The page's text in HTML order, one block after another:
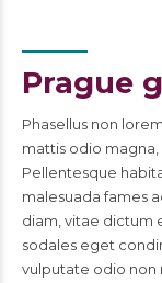
Prague
Phasellus non
mattis odio magna,
Pellentesque
malesuada fames
diam, vitae dictum
sodales eget
vulputate odio non